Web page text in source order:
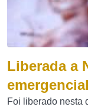
Liberada a
Foi liberado nesta